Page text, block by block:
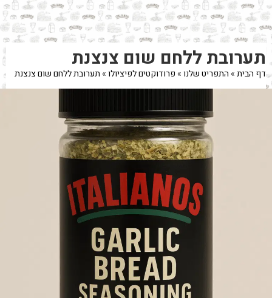
דלג
לתוכן
המרכזי
לתפריט
הקטגוריות
לפרטי
המוצר
תערובת ללחם שום צנצנת
דף הבית»התפריט שלנו»פרודוקטים לפיציולו»תערובת ללחם שום צנצנת